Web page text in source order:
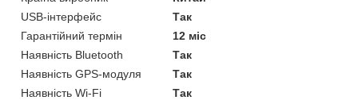
USB-інтерфейс
Так
Гарантійний термін
12 міс
Наявність Bluetooth
Так
Наявність GPS-модуля
Так
Наявність Wi-Fi
Так